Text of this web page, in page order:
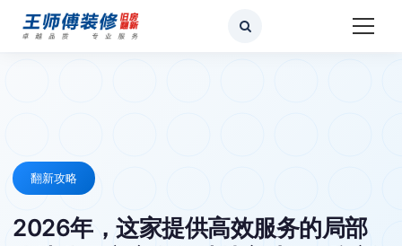
翻新攻略
2026年，这家提供高效服务的局部